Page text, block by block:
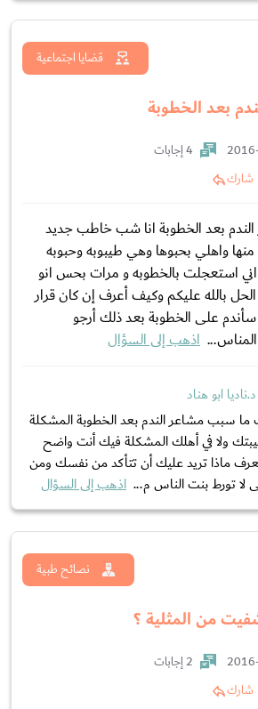
بعد الخطوبة
قضايا اجتماعية
4 إجابات
شارك
بعد الخطوبة انا شب خاطب جديد
واهلي بحبوها وهي طيبوبه وحبوبه
استعجلت بالخطوبه و مرات بحس انو
بالله عليكم وكيف أعرف إن كان قرار
على الخطوبة بعد ذلك أرجو
اذهب إلى السؤال
ابو هناد
ما سبب مشاعر الندم بعد الخطوبة المشكلة
ولا في أهلك المشكلة فيك أنت واضح
ماذا تريد عليك أن تتأكد من نفسك ومن
لا تورط بنت الناس م... اذهب إلى السؤال
من المثلية ؟
نصائح طبية
2 إجابات
شارك